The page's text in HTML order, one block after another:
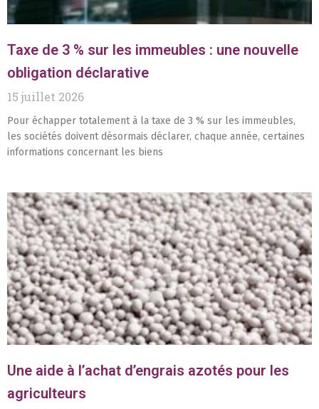
Taxe de 3 % sur les immeubles : une nouvelle
obligation déclarative
15 juillet 2026
Pour échapper totalement à la taxe de 3 % sur les immeubles,
les sociétés doivent désormais déclarer, chaque année, certaines
informations concernant les biens
Une aide à l’achat d’engrais azotés pour les
agriculteurs